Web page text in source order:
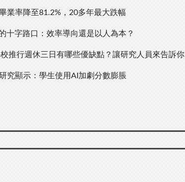
業率降至81.2%，20多年最大跌幅
十字路口：效率導向還是以人為本？
推行週休三日有哪些優缺點？讓研究人員來告訴你
究顯示：學生使用AI加劇分數膨脹